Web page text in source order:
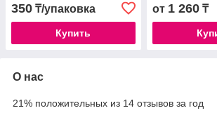
350 ₸/упаковка
Купить
от 1 260₸
О нас
21% положительных из 14 отзывов за год